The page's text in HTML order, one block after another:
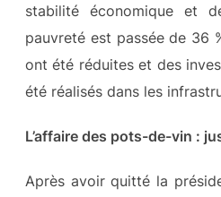
stabilité économique et
pauvreté est passée de 36
ont été réduites et des
été réalisés dans les
L’affaire des pots-de-vin :
Après avoir quitté la